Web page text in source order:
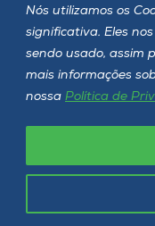
Nós utilizamos os
significativa. Eles
sendo usado, assim
mais informações
nossa Política de